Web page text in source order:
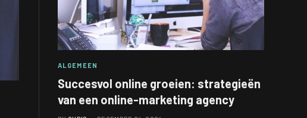
ALGEMEEN
Succesvol online groeien: strategieën
van een online-marketing agency